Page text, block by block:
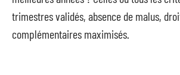
trimestres validés, absence de malus,
complémentaires maximisés.